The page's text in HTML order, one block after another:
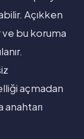
Açıkken
ve bu koruma
açmadan